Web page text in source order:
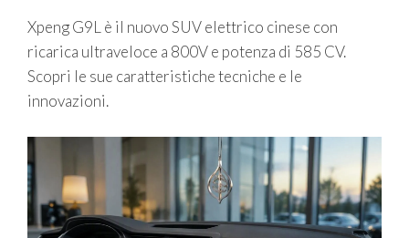
Xpeng G9L è il nuovo SUV elettrico cinese con
ricarica ultraveloce a 800V e potenza di 585 CV.
Scopri le sue caratteristiche tecniche e le
innovazioni.